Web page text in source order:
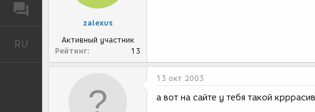
RU Русский
zalexus
Активный участник
Рейтинг
13
13 окт 2003
а вот на сайте у тебя такой